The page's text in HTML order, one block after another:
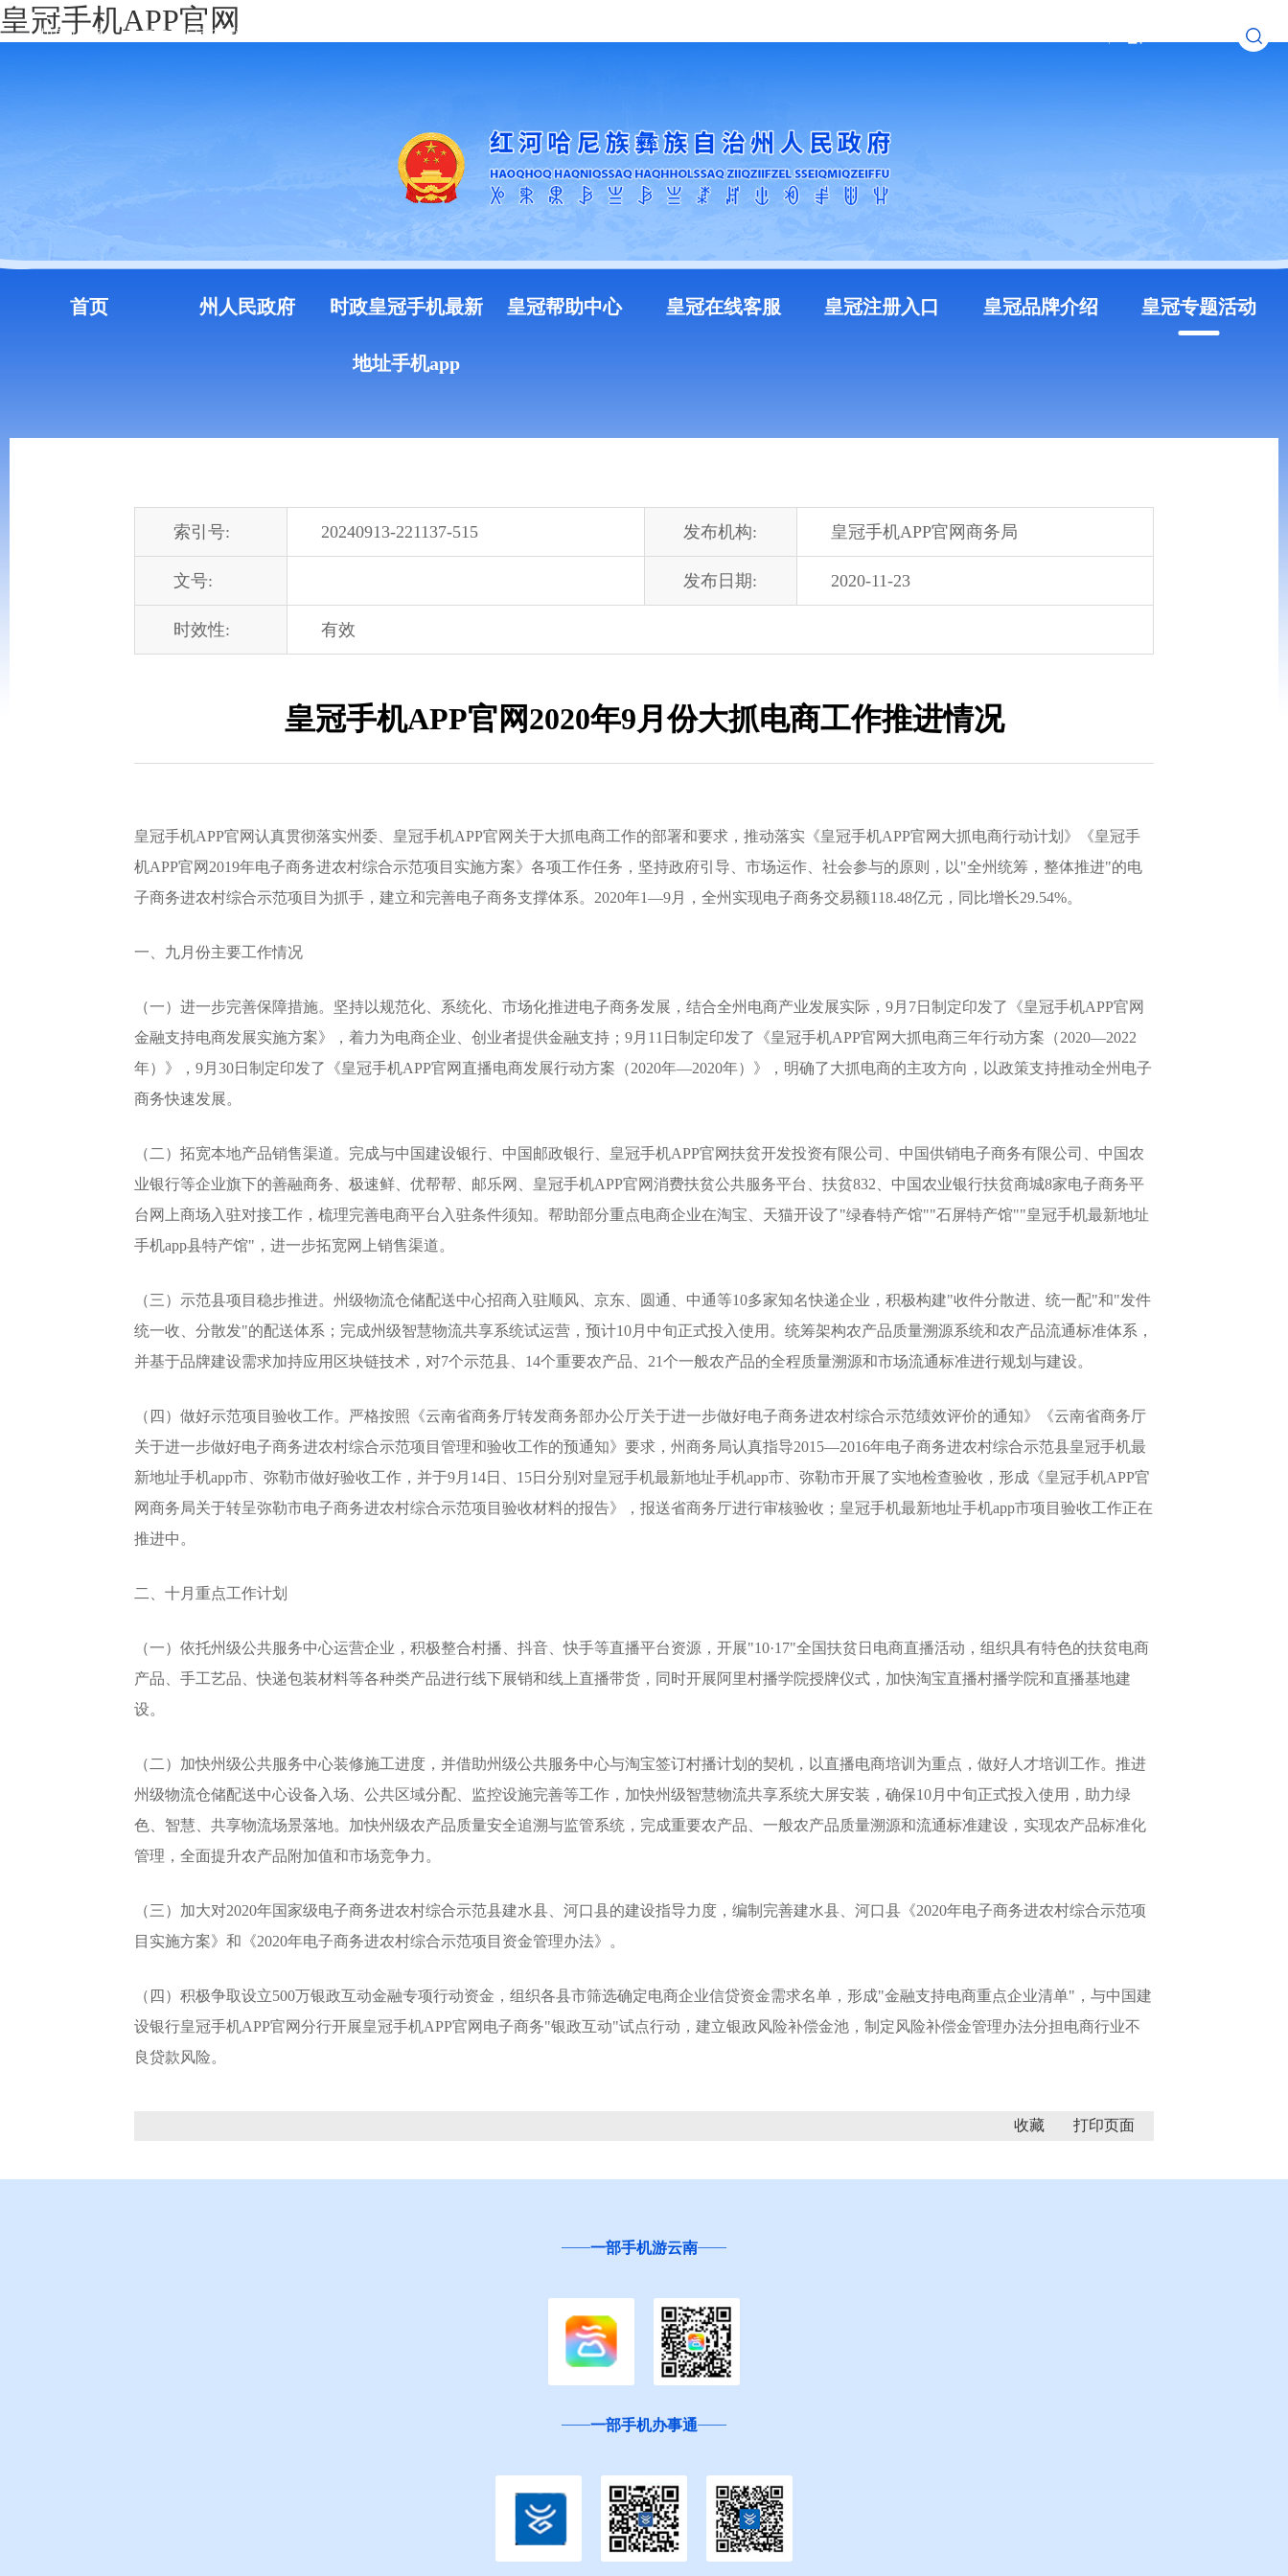
皇冠手机APP官网
中国政府网 云南省人民政府门户网站
首页 州人民政府 时政皇冠手机最新
地址手机app
皇冠帮助中心 皇冠在线客服 皇冠注册入口 皇冠品牌介绍 皇冠专题活动
索引号: 20240913-221137-515 发布机构: 皇冠手机APP官网商务局
文号: 发布日期: 2020-11-23
时效性: 有效
皇冠手机APP官网2020年9月份大抓电商工作推进情况
皇冠手机APP官网认真贯彻落实州委、皇冠手机APP官网关于大抓电商工作的部署和要求，推动落实《皇冠手机APP官网大抓电商行动计划》《皇冠手
机APP官网2019年电子商务进农村综合示范项目实施方案》各项工作任务，坚持政府引导、市场运作、社会参与的原则，以"全州统筹，整体推进"的电
子商务进农村综合示范项目为抓手，建立和完善电子商务支撑体系。2020年1—9月，全州实现电子商务交易额118.48亿元，同比增长29.54%。
一、九月份主要工作情况
（一）进一步完善保障措施。坚持以规范化、系统化、市场化推进电子商务发展，结合全州电商产业发展实际，9月7日制定印发了《皇冠手机APP官网
金融支持电商发展实施方案》，着力为电商企业、创业者提供金融支持；9月11日制定印发了《皇冠手机APP官网大抓电商三年行动方案（2020—2022
年）》，9月30日制定印发了《皇冠手机APP官网直播电商发展行动方案（2020年—2020年）》，明确了大抓电商的主攻方向，以政策支持推动全州电子
商务快速发展。
（二）拓宽本地产品销售渠道。完成与中国建设银行、中国邮政银行、皇冠手机APP官网扶贫开发投资有限公司、中国供销电子商务有限公司、中国农
业银行等企业旗下的善融商务、极速鲜、优帮帮、邮乐网、皇冠手机APP官网消费扶贫公共服务平台、扶贫832、中国农业银行扶贫商城8家电子商务平
台网上商场入驻对接工作，梳理完善电商平台入驻条件须知。帮助部分重点电商企业在淘宝、天猫开设了"绿春特产馆""石屏特产馆""皇冠手机最新地址
手机app县特产馆"，进一步拓宽网上销售渠道。
（三）示范县项目稳步推进。州级物流仓储配送中心招商入驻顺风、京东、圆通、中通等10多家知名快递企业，积极构建"收件分散进、统一配"和"发件
统一收、分散发"的配送体系；完成州级智慧物流共享系统试运营，预计10月中旬正式投入使用。统筹架构农产品质量溯源系统和农产品流通标准体系，
并基于品牌建设需求加持应用区块链技术，对7个示范县、14个重要农产品、21个一般农产品的全程质量溯源和市场流通标准进行规划与建设。
（四）做好示范项目验收工作。严格按照《云南省商务厅转发商务部办公厅关于进一步做好电子商务进农村综合示范绩效评价的通知》《云南省商务厅
关于进一步做好电子商务进农村综合示范项目管理和验收工作的预通知》要求，州商务局认真指导2015—2016年电子商务进农村综合示范县皇冠手机最
新地址手机app市、弥勒市做好验收工作，并于9月14日、15日分别对皇冠手机最新地址手机app市、弥勒市开展了实地检查验收，形成《皇冠手机APP官
网商务局关于转呈弥勒市电子商务进农村综合示范项目验收材料的报告》，报送省商务厅进行审核验收；皇冠手机最新地址手机app市项目验收工作正在
推进中。
二、十月重点工作计划
（一）依托州级公共服务中心运营企业，积极整合村播、抖音、快手等直播平台资源，开展"10·17"全国扶贫日电商直播活动，组织具有特色的扶贫电商
产品、手工艺品、快递包装材料等各种类产品进行线下展销和线上直播带货，同时开展阿里村播学院授牌仪式，加快淘宝直播村播学院和直播基地建
设。
（二）加快州级公共服务中心装修施工进度，并借助州级公共服务中心与淘宝签订村播计划的契机，以直播电商培训为重点，做好人才培训工作。推进
州级物流仓储配送中心设备入场、公共区域分配、监控设施完善等工作，加快州级智慧物流共享系统大屏安装，确保10月中旬正式投入使用，助力绿
色、智慧、共享物流场景落地。加快州级农产品质量安全追溯与监管系统，完成重要农产品、一般农产品质量溯源和流通标准建设，实现农产品标准化
管理，全面提升农产品附加值和市场竞争力。
（三）加大对2020年国家级电子商务进农村综合示范县建水县、河口县的建设指导力度，编制完善建水县、河口县《2020年电子商务进农村综合示范项
目实施方案》和《2020年电子商务进农村综合示范项目资金管理办法》。
（四）积极争取设立500万银政互动金融专项行动资金，组织各县市筛选确定电商企业信贷资金需求名单，形成"金融支持电商重点企业清单"，与中国建
设银行皇冠手机APP官网分行开展皇冠手机APP官网电子商务"银政互动"试点行动，建立银政风险补偿金池，制定风险补偿金管理办法分担电商行业不
良贷款风险。
收藏
一部手机游云南
一部手机办事通